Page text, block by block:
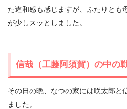
た違和感も感じますが、ふたりとも
が少しスッとしました。
信哉（工藤阿須賀）の中の
その日の晩、なつの家には咲太郎と
ました。